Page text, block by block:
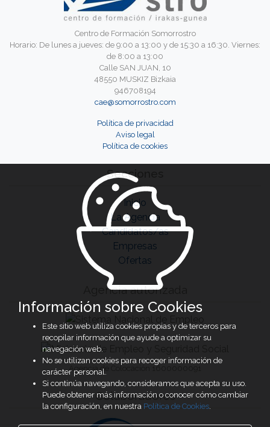
Centro de Formación Somorrostro
Horario: De lunes a jueves: de 9:00 a 13:00 y de 15:30 a 16:30. Viernes:
de 8:00 a 13:00
Calle SAN JUAN, 10
48550 MUSKIZ Bizkaia
946708194
cae@somorrostro.com
Política de privacidad
Aviso legal
Política de cookies
Secciones
Inicio
La Agencia
Candidatos/as
Empresas
Ofertas
Agencia autorizada
Agencia de Colocación 1600000091
Colaboradores
Información sobre Cookies
Este sitio web utiliza cookies propias y de terceros para
recopilar información que ayude a optimizar su
navegación web.
No se utilizan cookies para recoger información de
carácter personal.
Si continúa navegando, consideramos que acepta su uso.
Puede obtener más información o conocer cómo cambiar
la configuración, en nuestra Política de Cookies.